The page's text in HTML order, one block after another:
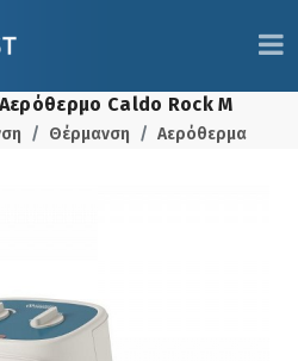
Caldo Rock M
Θέρμανση Αερόθερμα